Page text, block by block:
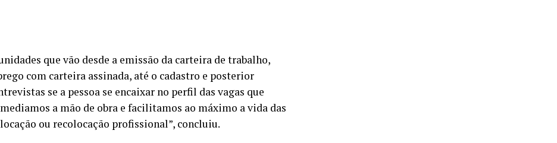
que vão desde a emissão da carteira de trabalho,
com carteira assinada, até o cadastro e posterior
se a pessoa se encaixar no perfil das vagas que
a mão de obra e facilitamos ao máximo a vida das
ou recolocação profissional”, concluiu.